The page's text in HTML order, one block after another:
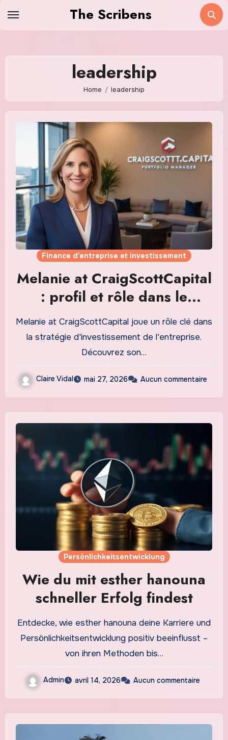
The Scribens
leadership
Home leadership
Finance d'entreprise et investissement
Melanie at CraigScottCapital
: profil et rôle dans le
secteur financier
Melanie at CraigScottCapital joue un rôle clé dans
la stratégie d'investissement de l'entreprise.
Découvrez son…
Claire Vidal mai 27, 2026 Aucun commentaire
Persönlichkeitsentwicklung
Wie du mit esther hanouna
schneller Erfolg findest
Entdecke, wie esther hanouna deine Karriere und
Persönlichkeitsentwicklung positiv beeinflusst –
von ihren Methoden bis…
Admin avril 14, 2026 Aucun commentaire